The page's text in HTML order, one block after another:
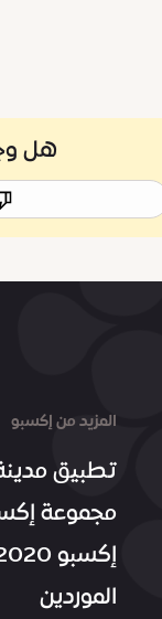
هل
المزيد من إكسبو
تطبيق
مجموعة
إكسبو 2020 دبي
الموردين